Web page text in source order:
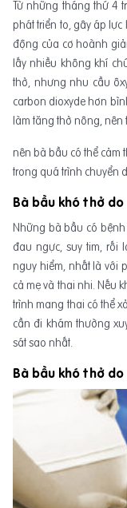
Từ những tháng thứ 4
phát triển to, gây áp
động của cơ hoành
lấy nhiều không khí
thở, nhưng nhu cầu
carbon dioxyde hơn
làm tăng thở nông, nên
nên bà bầu có thể
trong quá trình chuyển
Bà bầu khó thở
Những bà bầu có
đau ngực, suy tim, rối
nguy hiểm, nhất là với
cả mẹ và thai nhi. Nếu
trình mang thai có thể
cần đi khám thường
sát sao nhất.
Bà bầu khó thở